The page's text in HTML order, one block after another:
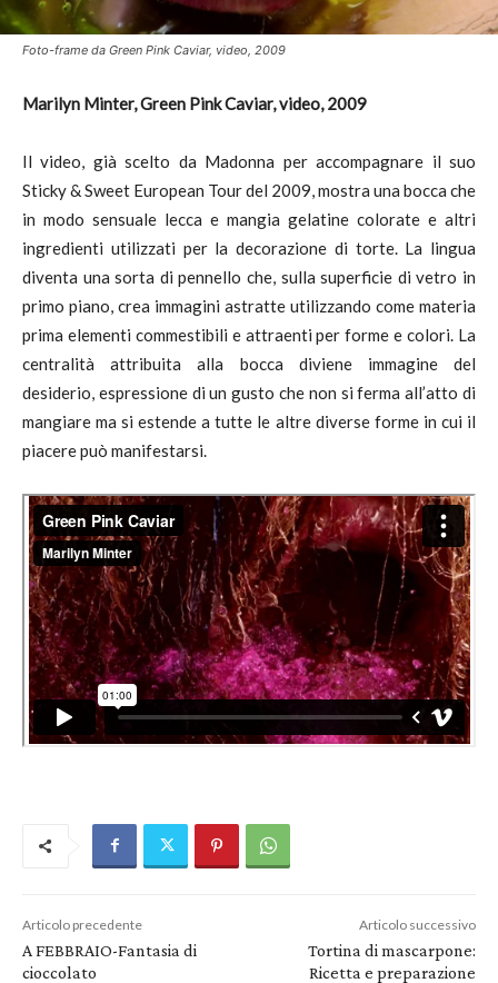
Foto-frame da Green Pink Caviar, video, 2009
Marilyn Minter, Green Pink Caviar, video, 2009
Il video, già scelto da Madonna per accompagnare il suo
Sticky & Sweet European Tour del 2009, mostra una bocca che
in modo sensuale lecca e mangia gelatine colorate e altri
ingredienti utilizzati per la decorazione di torte. La lingua
diventa una sorta di pennello che, sulla superficie di vetro in
primo piano, crea immagini astratte utilizzando come materia
prima elementi commestibili e attraenti per forme e colori. La
centralità attribuita alla bocca diviene immagine del
desiderio, espressione di un gusto che non si ferma all’atto di
mangiare ma si estende a tutte le altre diverse forme in cui il
piacere può manifestarsi.
Articolo precedente
A FEBBRAIO-Fantasia di
cioccolato
Articolo successivo
Tortina di mascarpone:
Ricetta e preparazione